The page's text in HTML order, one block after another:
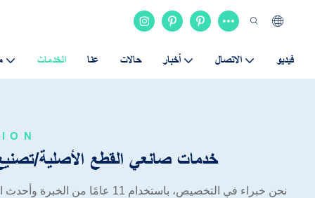
الخدمات عنا حالات أخبار الاتصال فيديو
خدمات صانعي القطع الأصلية/تصنيع التصميم الشخصي
نحن خبراء في التخصيص، باستخدام 11